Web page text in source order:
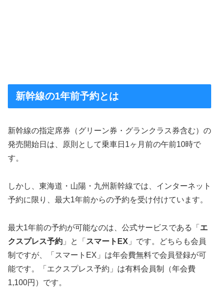
新幹線の1年前予約とは
新幹線の指定席券（グリーン券・グランクラス券含む）の
発売開始日は、原則として乗車日1ヶ月前の午前10時で
す。
しかし、東海道・山陽・九州新幹線では、インターネット
予約に限り、最大1年前からの予約を受け付けています。
最大1年前の予約が可能なのは、公式サービスである「 エ
クスプレス予約 」と「 スマートEX 」です。どちらも会員
制ですが、「スマートEX」は年会費無料で会員登録が可
能です。「エクスプレス予約」は有料会員制（年会費
1,100円）です。